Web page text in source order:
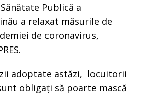
Publică a
a relaxat măsurile de
de coronavirus,
adoptate astăzi, locuitorii
obligați să poarte mască